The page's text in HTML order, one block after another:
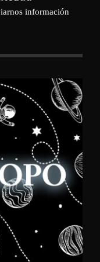
información